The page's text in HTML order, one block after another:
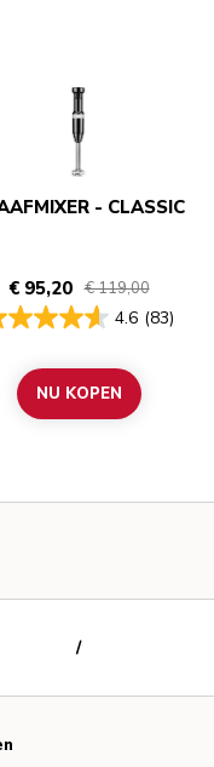
- CLASSIC
€ 95,20 € 119,00
4.6 (83)
NU KOPEN
/